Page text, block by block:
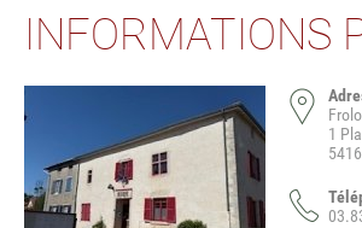
INFORMATIONS
1